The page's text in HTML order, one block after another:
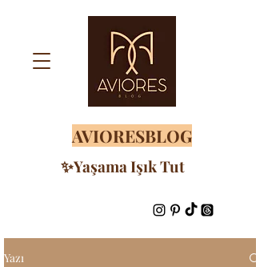
AVIORESBLOG
✨Yaşama Işık Tut
Yazı